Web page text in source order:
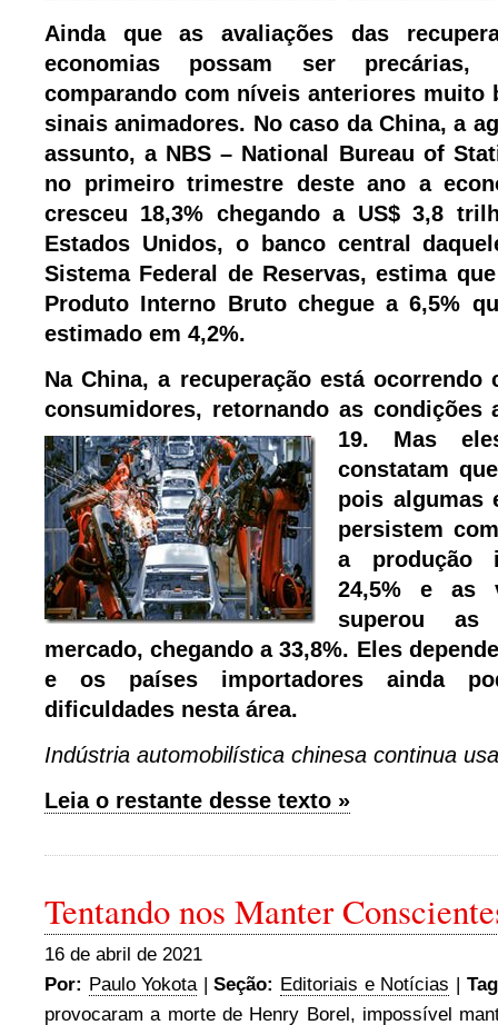
Ainda que as avaliações das
economias possam ser
comparando com níveis anteriores muito
sinais animadores. No caso da China, a
assunto, a NBS – National Bureau of
no primeiro trimestre deste ano a
cresceu 18,3% chegando a US$ 3,8
Estados Unidos, o banco central
Sistema Federal de Reservas, estima
Produto Interno Bruto chegue a 6,5%
estimado em 4,2%.
Na China, a recuperação está ocorrendo
consumidores, retornando as condições
19. Mas
constatam
pois algumas
persistem
a produção
24,5% e as
superou as
mercado, chegando a 33,8%. Eles
e os países importadores ainda
dificuldades nesta área.
Indústria automobilística chinesa continua
Leia o restante desse texto »
Tentando nos Manter
16 de abril de 2021
Por: Paulo Yokota |Seção: Editoriais e Notícias |
provocaram a morte de Henry Borel, impossível